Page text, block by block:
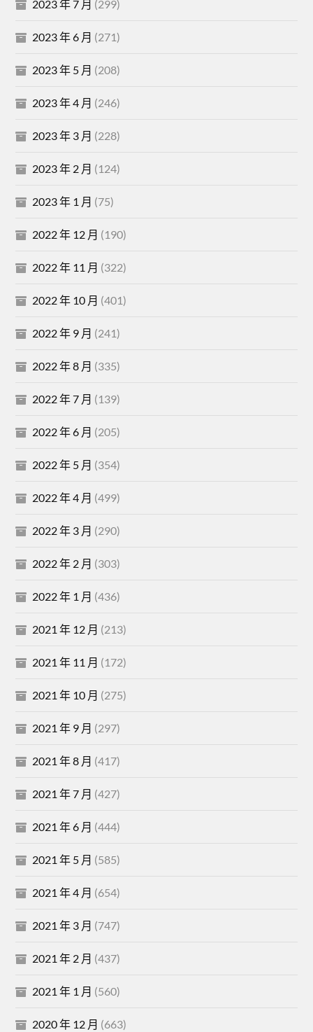
2023 年 7 月 (299)
2023 年 6 月 (271)
2023 年 5 月 (208)
2023 年 4 月 (246)
2023 年 3 月 (228)
2023 年 2 月 (124)
2023 年 1 月 (75)
2022 年 12 月 (190)
2022 年 11 月 (322)
2022 年 10 月 (401)
2022 年 9 月 (241)
2022 年 8 月 (335)
2022 年 7 月 (139)
2022 年 6 月 (205)
2022 年 5 月 (354)
2022 年 4 月 (499)
2022 年 3 月 (290)
2022 年 2 月 (303)
2022 年 1 月 (436)
2021 年 12 月 (213)
2021 年 11 月 (172)
2021 年 10 月 (275)
2021 年 9 月 (297)
2021 年 8 月 (417)
2021 年 7 月 (427)
2021 年 6 月 (444)
2021 年 5 月 (585)
2021 年 4 月 (654)
2021 年 3 月 (747)
2021 年 2 月 (437)
2021 年 1 月 (560)
2020 年 12 月 (663)